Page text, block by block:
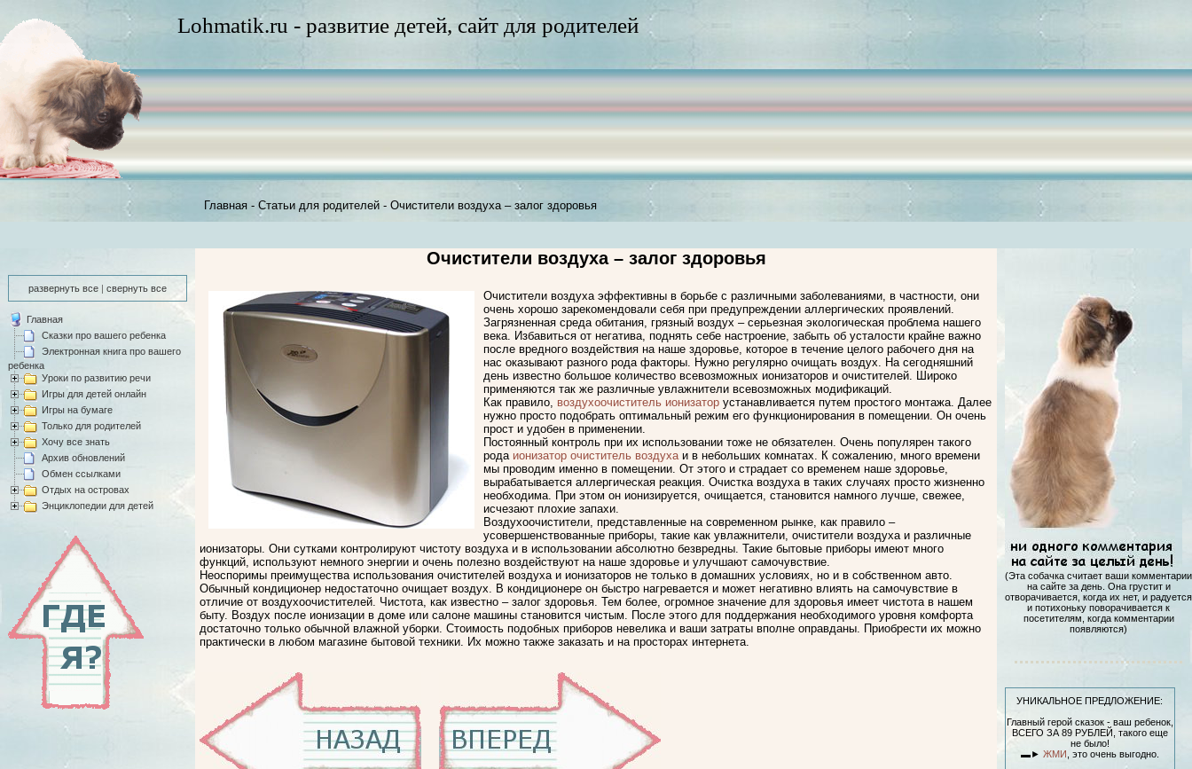
Lohmatik.ru - развитие детей, сайт для родителей
Главная - Статьи для родителей - Очистители воздуха – залог здоровья
развернуть все | свернуть все
Главная
Сказки про вашего ребенка
Электронная книга про вашего
ребенка
Уроки по развитию речи
Игры для детей онлайн
Игры на бумаге
Только для родителей
Хочу все знать
Архив обновлений
Обмен ссылками
Отдых на островах
Энциклопедии для детей
Очистители воздуха – залог здоровья
Очистители воздуха эффективны в борьбе с различными заболеваниями, в частности, они
очень хорошо зарекомендовали себя при предупреждении аллергических проявлений.
Загрязненная среда обитания, грязный воздух – серьезная экологическая проблема нашего
века. Избавиться от негатива, поднять себе настроение, забыть об усталости крайне важно
после вредного воздействия на наше здоровье, которое в течение целого рабочего дня на
нас оказывают разного рода факторы. Нужно регулярно очищать воздух. На сегодняшний
день известно большое количество всевозможных ионизаторов и очистителей. Широко
применяются так же различные увлажнители всевозможных модификаций.
Как правило, воздухоочиститель ионизатор устанавливается путем простого монтажа. Далее
нужно просто подобрать оптимальный режим его функционирования в помещении. Он очень
прост и удобен в применении.
Постоянный контроль при их использовании тоже не обязателен. Очень популярен такого
рода ионизатор очиститель воздухаи в небольших комнатах. К сожалению, много времени
мы проводим именно в помещении. От этого и страдает со временем наше здоровье,
вырабатывается аллергическая реакция. Очистка воздуха в таких случаях просто жизненно
необходима. При этом он ионизируется, очищается, становится намного лучше, свежее,
исчезают плохие запахи.
Воздухоочистители, представленные на современном рынке, как правило –
усовершенствованные приборы, такие как увлажнители, очистители воздуха и различные
ионизаторы. Они сутками контролируют чистоту воздуха и в использовании абсолютно безвредны. Такие бытовые приборы имеют много
функций, используют немного энергии и очень полезно воздействуют на наше здоровье и улучшают самочувствие.
Неоспоримы преимущества использования очистителей воздуха и ионизаторов не только в домашних условиях, но и в собственном авто.
Обычный кондиционер недостаточно очищает воздух. В кондиционере он быстро нагревается и может негативно влиять на самочувствие в
отличие от воздухоочистителей. Чистота, как известно – залог здоровья. Тем более, огромное значение для здоровья имеет чистота в нашем
быту. Воздух после ионизации в доме или салоне машины становится чистым. После этого для поддержания необходимого уровня комфорта
достаточно только обычной влажной уборки. Стоимость подобных приборов невелика и ваши затраты вполне оправданы. Приобрести их можно
практически в любом магазине бытовой техники. Их можно также заказать и на просторах интернета.
(Эта собачка считает ваши комментарии
на сайте за день. Она грустит и
отворачивается, когда их нет, и радуется
и потихоньку поворачивается к
посетителям, когда комментарии
появляются)
УНИКАЛЬНОЕ ПРЕДЛОЖЕНИЕ:
Главный герой сказок - ваш ребенок,
ВСЕГО ЗА 89 РУБЛЕЙ, такого еще
не было!
▬► ЖМИ , это очень выгодно.